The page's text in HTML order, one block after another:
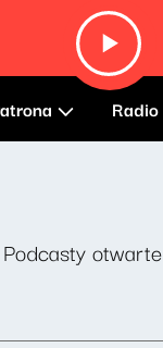
Radio
Podcasty otwarte